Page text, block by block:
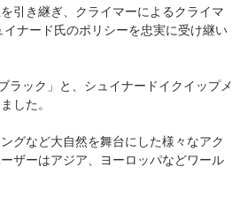
引き継ぎ、クライマーによるクライマ
ナード氏のポリシーを忠実に受け継い
ラック」と、シュイナードイクイップメ
した。
グなど大自然を舞台にした様々なアク
ザーはアジア、ヨーロッパなどワール